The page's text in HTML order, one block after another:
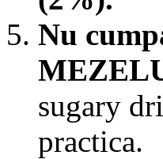
Nu
sugary
practica.